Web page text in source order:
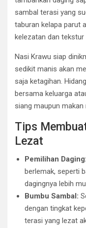
sambal terasi yang
taburan kelapa parut
kelezatan dan tekstur
Nasi Krawu siap
sedikit manis akan
saja ketagihan.
bersama keluarga
siang maupun makan
Tips
Lezat
Pemilihan Daging:
berlemak, seperti
dagingnya lebih
Bumbu Sambal:
dengan tingkat
terasi yang lezat